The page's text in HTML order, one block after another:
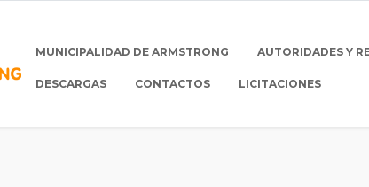
MUNICIPALIDAD DE ARMSTRONG AUTORIDADES Y
DESCARGAS CONTACTOS LICITACIONES